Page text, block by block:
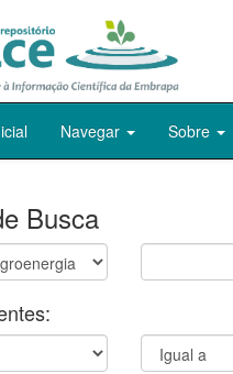
Navegar Sobre
Busca